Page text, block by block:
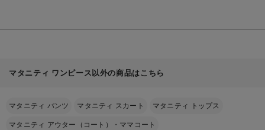
マタニティ ワンピース以外の商品はこちら
マタニティ パンツ マタニティ スカート マタニティ トップス
マタニティ アウター（コート）・ママコート